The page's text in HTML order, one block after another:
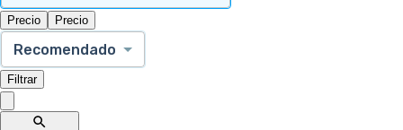
Precio Precio
Recomendado
Filtrar